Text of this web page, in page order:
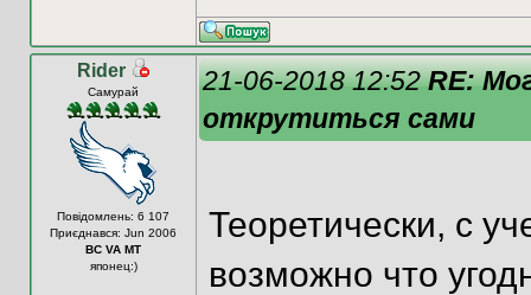
Rider
Самурай
Повідомлень: 6 107
Приєднався: Jun 2006
BC VA MT
японец:)
21-06-2018 12:52RE:
открутиться сами
Теоретически, с
возможно что